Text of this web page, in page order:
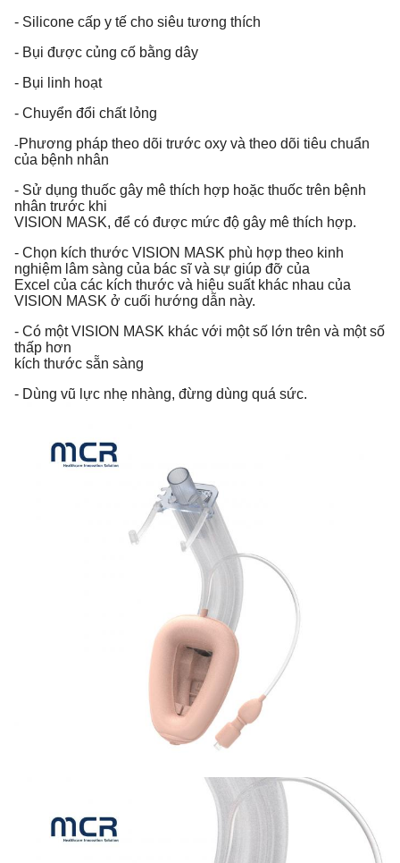
- Silicone cấp y tế cho siêu tương thích
- Bụi được củng cố bằng dây
- Bụi linh hoạt
- Chuyển đổi chất lỏng
-Phương pháp theo dõi trước oxy và theo dõi tiêu chuẩn
của bệnh nhân
- Sử dụng thuốc gây mê thích hợp hoặc thuốc trên bệnh
nhân trước khi
VISION MASK, để có được mức độ gây mê thích hợp.
- Chọn kích thước VISION MASK phù hợp theo kinh
nghiệm lâm sàng của bác sĩ và sự giúp đỡ của
Excel của các kích thước và hiệu suất khác nhau của
VISION MASK ở cuối hướng dẫn này.
- Có một VISION MASK khác với một số lớn trên và một số
thấp hơn
kích thước sẵn sàng
- Dùng vũ lực nhẹ nhàng, đừng dùng quá sức.